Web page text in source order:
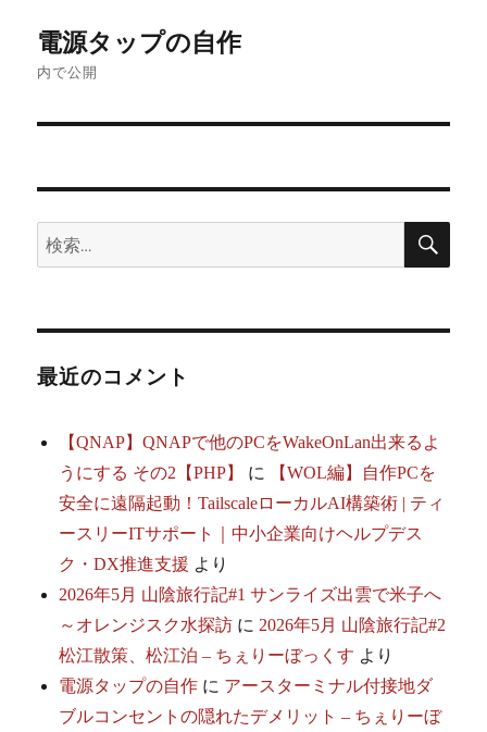
稿
ゲ
ー
ョ
ン
電源タップの自作
内で公開
検
索:
検
最近のコメント
【QNAP】QNAPで他のPCをWakeOnLan出来るよ
うにする その2【PHP】
に
【WOL編】自作PCを
安全に遠隔起動！TailscaleローカルAI構築術 | ティ
ースリーITサポート｜中小企業向けヘルプデス
ク・DX推進支援 より
2026年5月 山陰旅行記#1 サンライズ出雲で米子へ
～オレンジスク水探訪 に 2026年5月 山陰旅行記#2
松江散策、松江泊 – ちぇりーぼっくす より
電源タップの自作 に アースターミナル付接地ダ
ブルコンセントの隠れたデメリット – ちぇりーぼ